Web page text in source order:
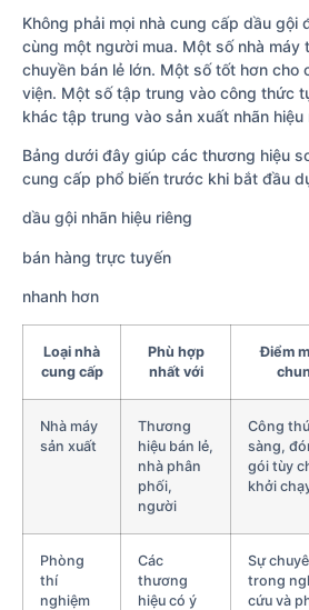
Không phải mọi nhà cung cấp dầu gội
cùng một người mua. Một số nhà máy
chuyền bán lẻ lớn. Một số tốt hơn cho
viện. Một số tập trung vào công thức
khác tập trung vào sản xuất nhãn hiệu
Bảng dưới đây giúp các thương hiệu
cung cấp phổ biến trước khi bắt đầu
dầu gội nhãn hiệu riêng
bán hàng trực tuyến
nhanh hơn
Loại nhà
cung cấp
Phù hợp
nhất với
Điểm
Nhà máy
sản xuất
Thương
hiệu bán lẻ,
nhà phân
phối,
người
Công
sàng,
gói tùy
khởi
Phòng
thí
nghiệm
Các
thương
hiệu có ý
Sự
trong
cứu và